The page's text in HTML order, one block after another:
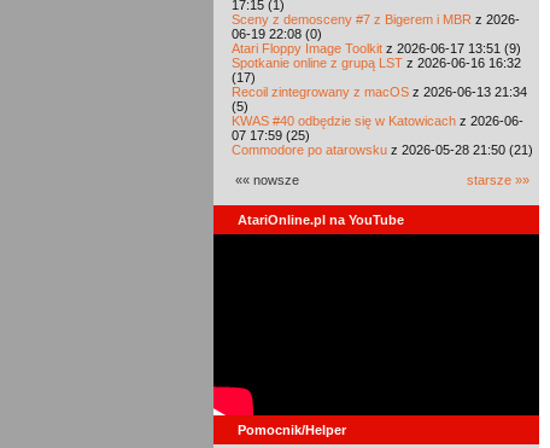
17:15 (1)
Sceny z demosceny #7 z Bigerem i MBR z 2026-
06-19 22:08 (0)
Atari Floppy Image Toolkit z 2026-06-17 13:51 (9)
Spotkanie online z grupą LST z 2026-06-16 16:32
(17)
Recoil zintegrowany z macOS z 2026-06-13 21:34
(5)
KWAS #40 odbędzie się w Katowicach z 2026-06-
07 17:59 (25)
Commodore po atarowsku z 2026-05-28 21:50 (21)
«« nowsze starsze »»
AtariOnline.pl na YouTube
Pomocnik/Helper